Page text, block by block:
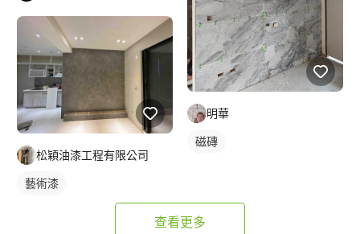
松穎油漆工程有限公司
藝術漆
明華
磁磚
查看更多